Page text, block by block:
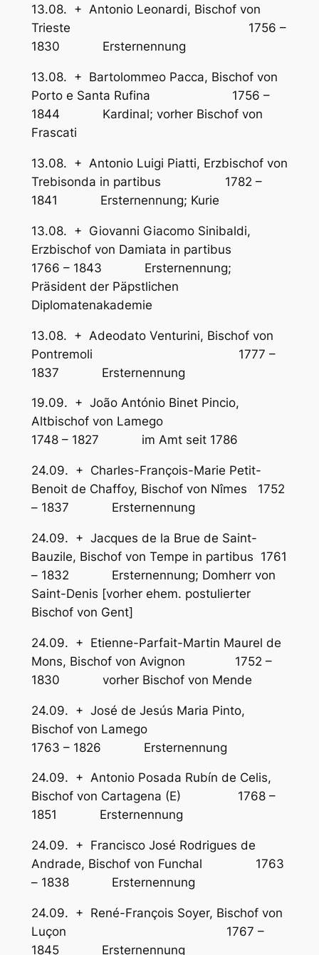
13.08. + Antonio Leonardi, Bischof von
Trieste 1756 –
1830 Ersternennung
13.08. + Bartolommeo Pacca, Bischof von
Porto e Santa Rufina 1756 –
1844 Kardinal; vorher Bischof von
Frascati
13.08. + Antonio Luigi Piatti, Erzbischof von
Trebisonda in partibus 1782 –
1841 Ersternennung; Kurie
13.08. + Giovanni Giacomo Sinibaldi,
Erzbischof von Damiata in partibus
1766 – 1843 Ersternennung;
Präsident der Päpstlichen
Diplomatenakademie
13.08. + Adeodato Venturini, Bischof von
Pontremoli 1777 –
1837 Ersternennung
19.09. + João António Binet Pincio,
Altbischof von Lamego
1748 – 1827 im Amt seit 1786
24.09. + Charles-François-Marie Petit-
Benoit de Chaffoy, Bischof von Nîmes 1752
– 1837 Ersternennung
24.09. + Jacques de la Brue de Saint-
Bauzile, Bischof von Tempe in partibus 1761
– 1832 Ersternennung; Domherr von
Saint-Denis [vorher ehem. postulierter
Bischof von Gent]
24.09. + Etienne-Parfait-Martin Maurel de
Mons, Bischof von Avignon 1752 –
1830 vorher Bischof von Mende
24.09. + José de Jesús Maria Pinto,
Bischof von Lamego
1763 – 1826 Ersternennung
24.09. + Antonio Posada Rubín de Celis,
Bischof von Cartagena (E) 1768 –
1851 Ersternennung
24.09. + Francisco José Rodrigues de
Andrade, Bischof von Funchal 1763
– 1838 Ersternennung
24.09. + René-François Soyer, Bischof von
Luçon 1767 –
1845 Ersternennung